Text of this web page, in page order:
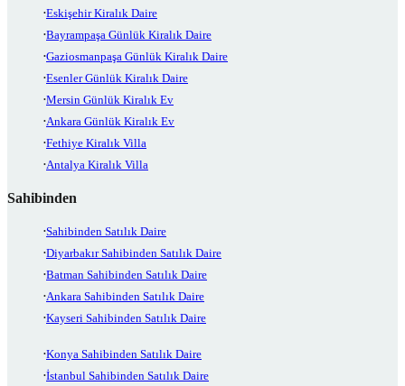
Eskişehir Kiralık Daire
Bayrampaşa Günlük Kiralık Daire
Gaziosmanpaşa Günlük Kiralık Daire
Esenler Günlük Kiralık Daire
Mersin Günlük Kiralık Ev
Ankara Günlük Kiralık Ev
Fethiye Kiralık Villa
Antalya Kiralık Villa
Sahibinden
Sahibinden Satılık Daire
Diyarbakır Sahibinden Satılık Daire
Batman Sahibinden Satılık Daire
Ankara Sahibinden Satılık Daire
Kayseri Sahibinden Satılık Daire
Konya Sahibinden Satılık Daire
İstanbul Sahibinden Satılık Daire